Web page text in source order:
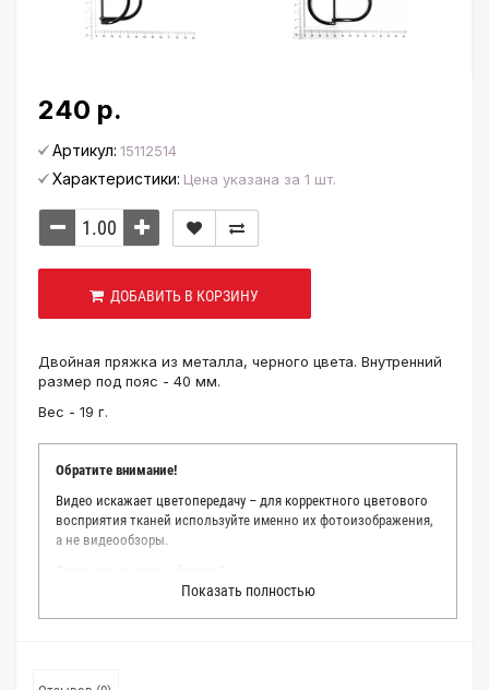
240 р.
Артикул: 15112514
Характеристики: Цена указана за 1 шт.
ДОБАВИТЬ В КОРЗИНУ
Двойная пряжка из металла, черного цвета. Внутренний
размер под пояс - 40 мм.
Вес - 19 г.
Обратите внимание!
Видео искажает цветопередачу – для корректного цветового
восприятия тканей используйте именно их фотоизображения,
а не видеообзоры.
Мы делаем все возможное, чтобы точно описать цвет каждой
ткани из нашего каталога. Мы осматриваем и фотографируем
Показать полностью